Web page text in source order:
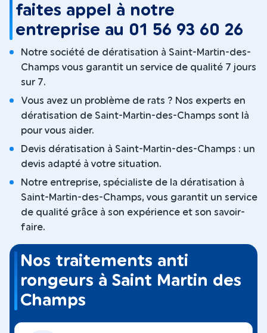
faites appel à notre
entreprise au 01 56 93 60 26
Notre société de dératisation à Saint-Martin-des-
Champs vous garantit un service de qualité 7 jours
sur 7.
Vous avez un problème de rats ? Nos experts en
dératisation de Saint-Martin-des-Champs sont là
pour vous aider.
Devis dératisation à Saint-Martin-des-Champs : un
devis adapté à votre situation.
Notre entreprise, spécialiste de la dératisation à
Saint-Martin-des-Champs, vous garantit un service
de qualité grâce à son expérience et son savoir-
faire.
Nos traitements anti
rongeurs à Saint Martin des
Champs